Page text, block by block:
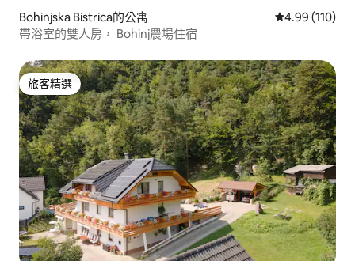
Bohinjska Bistrica的公寓 從 110 則評價
4.99 (110)
帶浴室的雙人房， Bohinj農場住宿
旅客精選
旅客精選